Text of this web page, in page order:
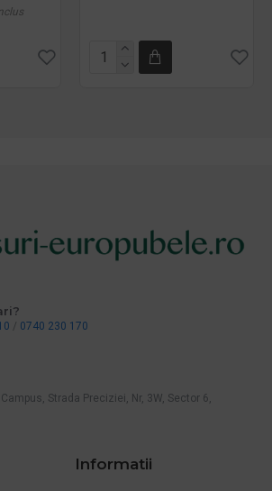
/ 0740 230 170
Strada Preciziei, Nr, 3W, Sector 6,
Informatii